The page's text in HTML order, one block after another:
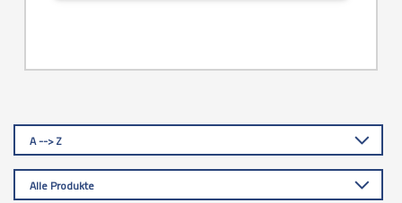
A --> Z
Alle Produkte